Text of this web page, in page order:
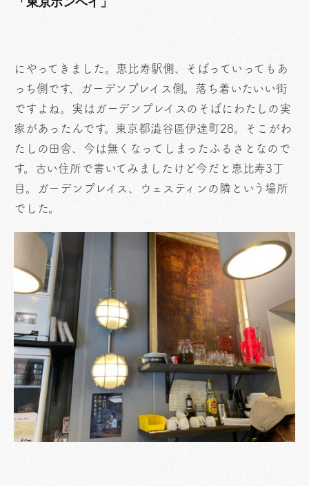
にやってきました。恵比寿駅側、そばっていってもあ
っち側です、ガーデンプレイス側。落ち着いたいい街
ですよね。実はガーデンプレイスのそばにわたしの実
家があったんです。東京都澁谷區伊達町28。そこがわ
たしの田舎、今は無くなってしまったふるさとなので
す。古い住所で書いてみましたけど今だと恵比寿3丁
目。ガーデンプレイス、ウェスティンの隣という場所
でした。